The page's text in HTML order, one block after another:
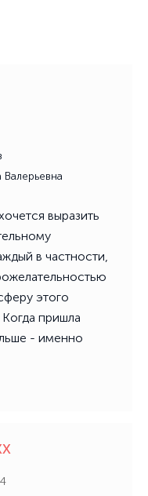
выразить
в частности,
этого
пришла
- именно